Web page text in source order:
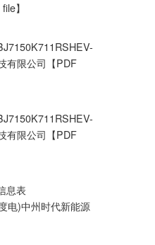
】
有限公司【PDF
有限公司【PDF
息表
电)中州时代新能源